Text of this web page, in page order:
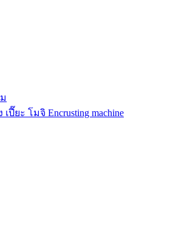
ปี๊ยะ โมจิ Encrusting machine